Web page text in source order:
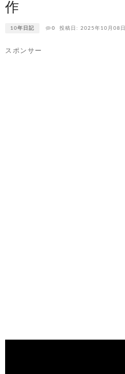
作
10年日記 0 投稿日: 2025年10月08日
スポンサー